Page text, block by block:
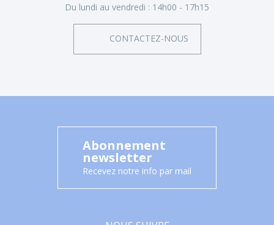
Du lundi au vendredi : 14h00 - 17h15
CONTACTEZ-NOUS
Abonnement
newsletter
Recevez notre info par mail